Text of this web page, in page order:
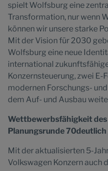
spielt Wolfsburg eine
Transformation, nur wenn
können wir unsere starke
Mit der Vision für 2030
Wolfsburg eine neue
international
Konzernsteuerung, zwei E-
modernen Forschungs-
dem Auf- und Ausbau
Wettbewerbsfähigkeit
Planungsrunde
Mit der aktualisierten 5-
Volkswagen Konzern auch